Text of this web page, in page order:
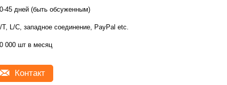
45 дней (быть обсуженным)
T, L/C, западное соединение, PayPal etc.
000 шт в месяц
Контакт